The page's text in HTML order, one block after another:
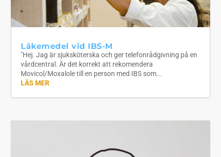
Läkemedel vid IBS-M
"Hej. Jag är sjuksköterska och ger telefonrådgivning på en
vårdcentral. Är det korrekt att rekomendera
Movicol/Moxalole till en person med IBS som...
LÄS MER